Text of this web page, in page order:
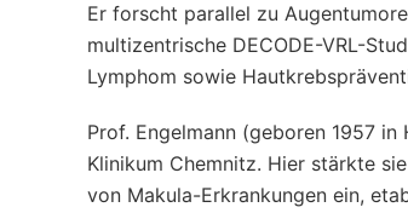
Er forscht parallel zu
multizentrische DECODE-VRL-
Lymphom sowie
Prof. Engelmann (geboren 1957
Klinikum Chemnitz. Hier stärkte
von Makula-Erkrankungen ein,